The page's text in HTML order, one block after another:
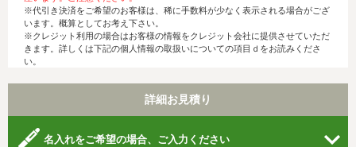
※代引き決済をご希望のお客様は、稀に手数料が少なく表示される場合がござ
います。概算としてお考え下さい。
※クレジット利用の場合はお客様の情報をクレジット会社に提供させていただ
きます。詳しくは下記の個人情報の取扱いについての項目ｄをお読みくださ
い。
詳細お見積り
名入れをご希望の場合、ご入力ください